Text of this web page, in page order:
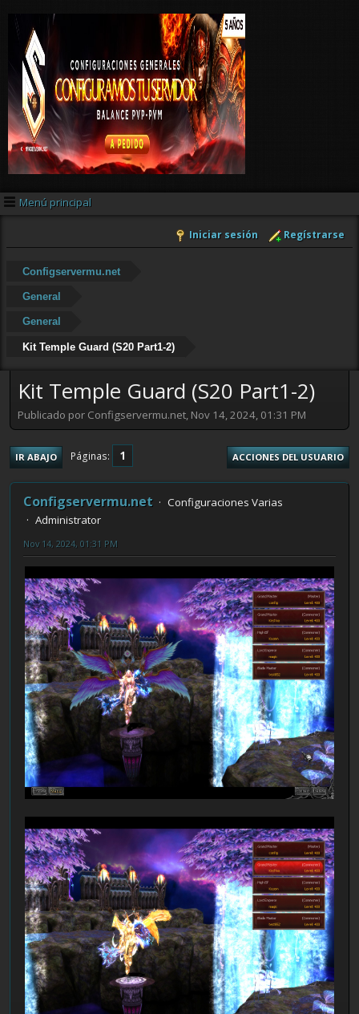
Menú principal
Iniciar sesión Regístrarse
Configservermu.net
General
General
Kit Temple Guard (S20 Part1-2)
Kit Temple Guard (S20 Part1-2)
Publicado por Configservermu.net, Nov 14, 2024, 01:31 PM
IR ABAJO Páginas 1 ACCIONES DEL USUARIO
Configservermu.net
Configuraciones Varias
Administrator
Nov 14, 2024, 01:31 PM